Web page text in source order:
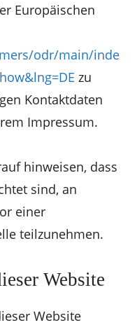
Europäischen
odr/main/inde
zu
Kontaktdaten
Impressum.
hinweisen, dass
sind, an
einer
teilzunehmen.
Website
Website